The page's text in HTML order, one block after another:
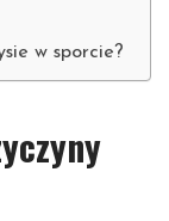
w sporcie?